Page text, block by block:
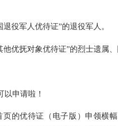
役军人优待证”的退役军人。
抚对象优待证”的烈士遗属、
申请啦！
优待证（电子版）申领横